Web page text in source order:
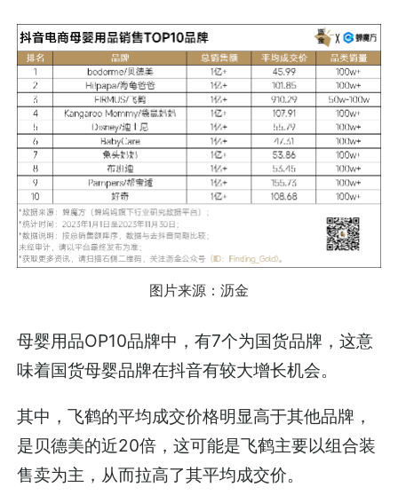
图片来源：沥金
母婴用品OP10品牌中，有7个为国货品牌，这意
味着国货母婴品牌在抖音有较大增长机会。
其中，飞鹤的平均成交价格明显高于其他品牌，
是贝德美的近20倍，这可能是飞鹤主要以组合装
售卖为主，从而拉高了其平均成交价。